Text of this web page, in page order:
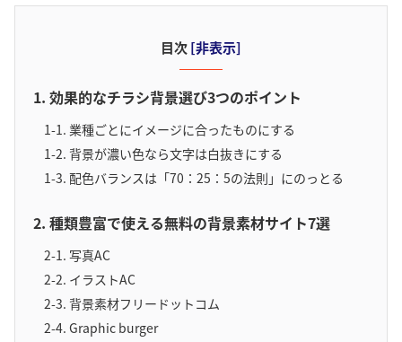
目次[非表示]
1. 効果的なチラシ背景選び3つのポイント
1-1. 業種ごとにイメージに合ったものにする
1-2. 背景が濃い色なら文字は白抜きにする
1-3. 配色バランスは「70：25：5の法則」にのっとる
2. 種類豊富で使える無料の背景素材サイト7選
2-1. 写真AC
2-2. イラストAC
2-3. 背景素材フリードットコム
2-4. Graphic burger